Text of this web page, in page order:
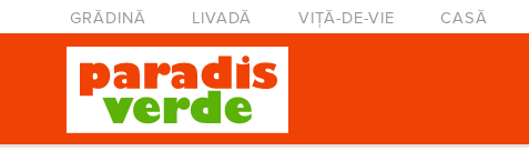
Mergi la conţinutul principal
Meniu principal
GRĂDINĂ LIVADĂ VIȚĂ-DE-VIE CASĂ